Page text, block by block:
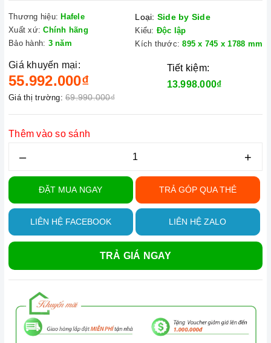
Thương hiệu: Hafele
Xuất xứ: Chính hãng
Bảo hành: 3 năm
Loại: Side by Side
Kiểu: Độc lập
Kích thước: 895 x 745 x 1788 mm
Giá khuyến mại:
55.992.000₫
Giá thị trường: 69.990.000₫
Tiết kiệm:
13.998.000₫
Thêm vào so sánh
– +
ĐẶT MUA NGAY TRẢ GÓP QUA THẺ
LIÊN HỆ FACEBOOK LIÊN HỆ ZALO
TRẢ GIÁ NGAY